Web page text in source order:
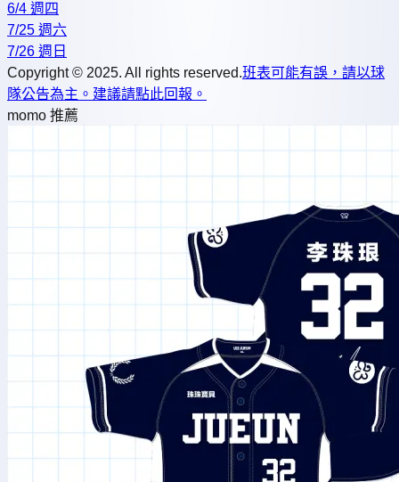
6/4 週四
7/25 週六
7/26 週日
Copyright © 2025. All rights reserved.班表可能有誤，請以球
隊公告為主。建議請點此回報。
momo 推薦